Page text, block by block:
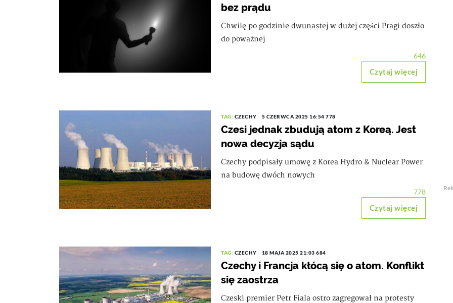
bez prądu
Chwilę po godzinie dwunastej w dużej części Pragi doszło
do poważnej
646
Czytaj więcej
TAG: CZECHY 5 CZERWCA 2025 16:54 778
Czesi jednak zbudują atom z Koreą. Jest
nowa decyzja sądu
Czechy podpisały umowę z Korea Hydro & Nuclear Power
na budowę dwóch nowych
778
Czytaj więcej
TAG: CZECHY 18 MAJA 2025 21:03 684
Czechy i Francja kłócą się o atom. Konflikt
się zaostrza
Czeski premier Petr Fiala ostro zagregował na protesty